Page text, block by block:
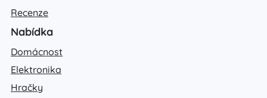
Recenze
Nabídka
Domácnost
Elektronika
Hračky